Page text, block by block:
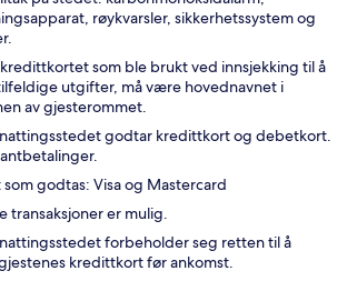
røykvarsler, sikkerhetssystem og
som ble brukt ved innsjekking til å
utgifter, må være hovednavnet i
av gjesterommet.
godtar kredittkort og debetkort.
godtas: Visa og Mastercard
transaksjoner er mulig.
forbeholder seg retten til å
kredittkort før ankomst.